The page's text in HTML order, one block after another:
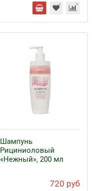
Шампунь
Рициниоловый
«Нежный», 200 мл
720 руб